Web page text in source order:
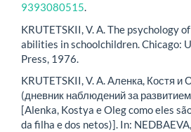
9393080515.
KRUTETSKII, V. A. The psychology
abilities in schoolchildren. Chicago:
Press, 1976.
KRUTETSKII, V. A. Аленка, Костя и
(дневник наблюдений за
[Alenka, Kostya e Oleg como eles
da filha e dos netos)]. In: